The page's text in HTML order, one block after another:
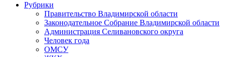
Рубрики
Правительство Владимирской области
Законодательное Собрание Владимирской области
Администрация Селивановского округа
Человек года
ОМСУ